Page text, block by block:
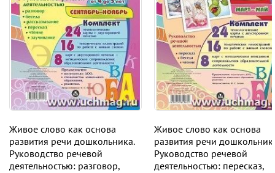
Живое слово как основа
развития речи дошкольника.
Руководство речевой
деятельностью: разговор,
Живое слово как основа
развития речи
Руководство речевой
деятельностью: пересказ,